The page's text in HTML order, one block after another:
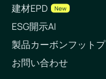
建材EPD
New
ESG開示AI
製品カーボンフットプ
お問い合わせ